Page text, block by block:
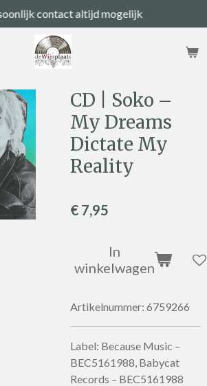
contact altijd mogelijk
CD | Soko –
My Dreams
Dictate My
Reality
€ 7,95
In
winkelwagen
Artikelnummer: 6759266
Label: Because Music –
BEC5161988, Babycat
Records – BEC5161988